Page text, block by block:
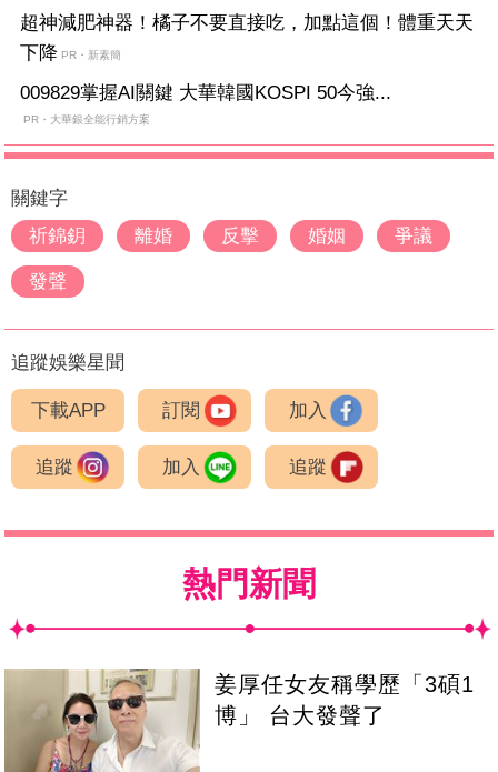
超神減肥神器！橘子不要直接吃，加點這個！體重天天
下降 PR・新素簡
009829掌握AI關鍵 大華韓國KOSPI 50今強...
PR・大華銀全能行銷方案
關鍵字
祈錦鈅
離婚 反擊 婚姻 爭議
發聲
追蹤娛樂星聞
下載APP 訂閱 加入
追蹤 加入 追蹤
熱門新聞
姜厚任女友稱學歷「3碩1
博」 台大發聲了